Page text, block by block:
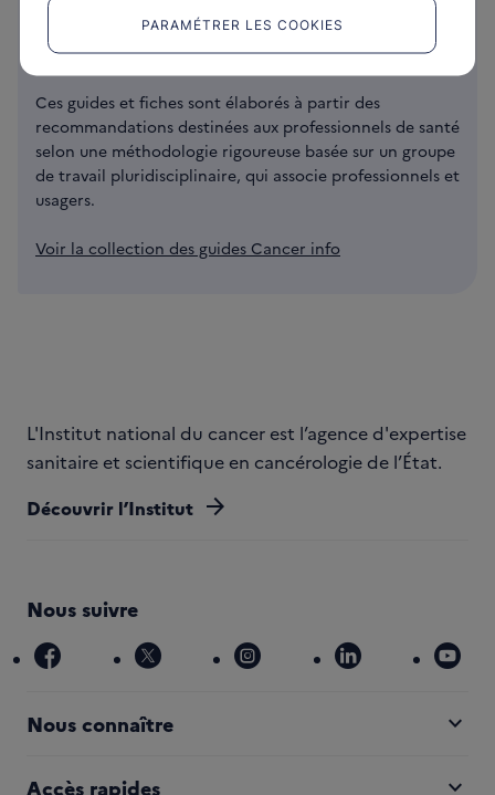
met à leur disposition une collection de guides et de
fiches afin de les accompagner et de répondre aux
questions qu’ils se posent sur la maladie.
Ces guides et fiches sont élaborés à partir des
recommandations destinées aux professionnels de santé
selon une méthodologie rigoureuse basée sur un groupe
de travail pluridisciplinaire, qui associe professionnels et
usagers.
Voir la collection des guides Cancer info
L'Institut national du cancer est l’agence d'expertise
sanitaire et scientifique en cancérologie de l’État.
Découvrir l’Institut arrow_forward
Nous suivre
facebook x instagram linkedin
Nous connaître expand_more
Accès rapides expand_more
PARAMÉTRER LES COOKIES